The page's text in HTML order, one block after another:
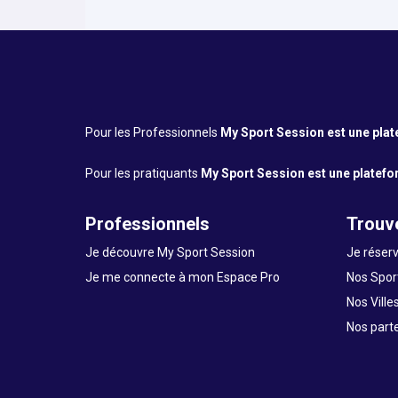
Pour les Professionnels My Sport Session est une
Pour les pratiquants My Sport Session est une
Professionnels
Je découvre My Sport Session
Je me connecte à mon Espace Pro
Je
Nos
Nos Villes
Nos